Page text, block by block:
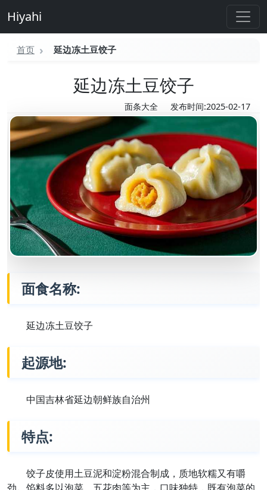
Hiyahi
首页 延边冻土豆饺子
延边冻土豆饺子
面条大全 发布时间:2025-02-17
面食名称:
延边冻土豆饺子
起源地:
中国吉林省延边朝鲜族自治州
特点:
饺子皮使用土豆泥和淀粉混合制成，质地软糯又有嚼